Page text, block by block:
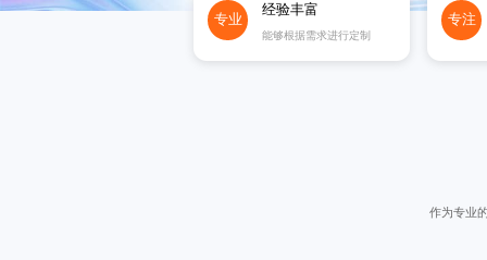
专业
经验丰富
能够根据需求进行定制
专注
作为专业